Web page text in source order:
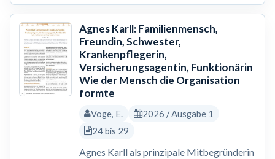
Agnes Karll: Familienmensch,
Freundin, Schwester,
Krankenpflegerin,
Versicherungsagentin, Funktionärin
Wie der Mensch die Organisation
formte
Voge, E.
2026 / Ausgabe 1
24 bis 29
Agnes Karll als prinzipale Mitbegründerin